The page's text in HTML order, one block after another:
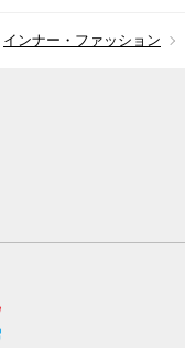
インナー・ファッション